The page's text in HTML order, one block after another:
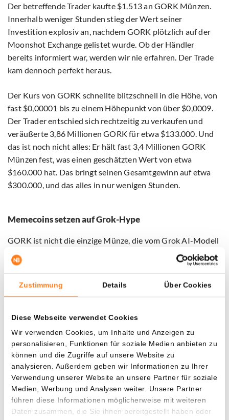
Zustimmung Details Über Cookies
Diese Webseite verwendet Cookies
Wir verwenden Cookies, um Inhalte und Anzeigen zu
personalisieren, Funktionen für soziale Medien anbieten zu
können und die Zugriffe auf unsere Website zu
analysieren. Außerdem geben wir Informationen zu Ihrer
Verwendung unserer Website an unsere Partner für soziale
Medien, Werbung und Analysen weiter. Unsere Partner
führen diese Informationen möglicherweise mit weiteren
Daten zusammen, die Sie ihnen bereitgestellt haben oder
Der betreffende Trader kaufte $1.513 an GORK Münzen.
Innerhalb weniger Stunden stieg der Wert seiner
Investition explosiv an, nachdem GORK plötzlich auf der
Moonshot Exchange gelistet wurde. Ob der Händler
bereits informiert war, werden wir nie erfahren. Der Trade
kam dennoch perfekt heraus.
Der Kurs von GORK schnellte blitzschnell in die Höhe, von
fast $0,00001 bis zu einem Höhepunkt von über $0,0009.
Der Trader entschied sich rechtzeitig zu verkaufen und
veräußerte 3,86 Millionen GORK für etwa $133.000. Und
das ist noch nicht alles: Er hält fast 3,4 Millionen GORK
Münzen fest, was einen geschätzten Wert von etwa
$160.000 hat. Das bringt seinen Gesamtgewinn auf etwa
$300.000, und das alles in nur wenigen Stunden.
Memecoins setzen auf Grok-Hype
GORK ist nicht die einzige Münze, die vom Grok AI-Modell
von xAI inspiriert ist. Memecoin-Hersteller versuchen, auf
die Verbindung mit Elon Musk zu setzen, der oft für seine
auffälligen Nachrichten über spekulative Token wie
DOGE
Gewinne erzielen oder völlig im Wert fallen. Dennoch zeigt
dieser GORK-Trade, dass das Feuer des Memecoin-
Marktes noch immer nicht erloschen ist.
Sichern Sie sich jetzt den 10 € Bonus – nur für kurze
Zeit mit Bitvavo powered by Hyphe
Nutzen Sie die einzigartige Zusammenarbeit zwischen
Newsbit und Bitvavo powered by Hyphe, indem Sie Ihr